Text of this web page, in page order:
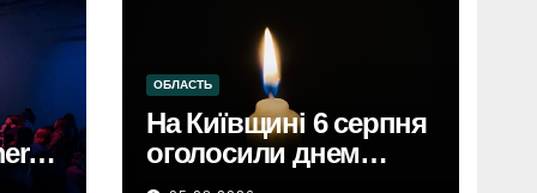
ОБЛАСТЬ
На Київщині 6 серпня
оголосили днем
жалобиКиївщина в